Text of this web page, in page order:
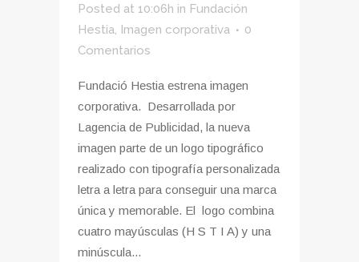
Posted at 10:06h in Fundación
Hestia, Imagen corporativa
0
Comentarios
Fundació Hestia estrena imagen
corporativa. Desarrollada por
Lagencia de Publicidad, la nueva
imagen parte de un logo tipográfico
realizado con tipografía personalizada
letra a letra para conseguir una marca
única y memorable. El logo combina
cuatro mayúsculas (H S T I A) y una
minúscula...